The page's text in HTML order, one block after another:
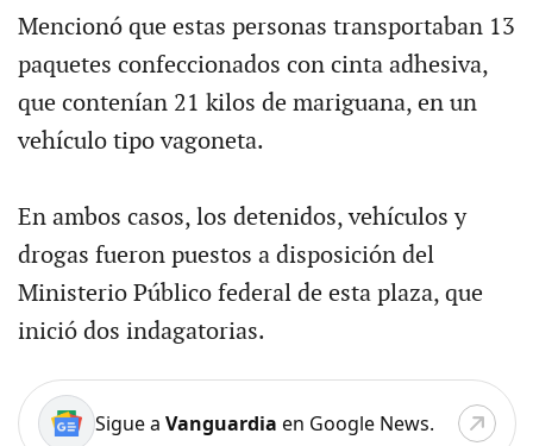
Mencionó que estas personas transportaban 13
paquetes confeccionados con cinta adhesiva,
que contenían 21 kilos de mariguana, en un
vehículo tipo vagoneta.
En ambos casos, los detenidos, vehículos y
drogas fueron puestos a disposición del
Ministerio Público federal de esta plaza, que
inició dos indagatorias.
Sigue a Vanguardia en Google News.